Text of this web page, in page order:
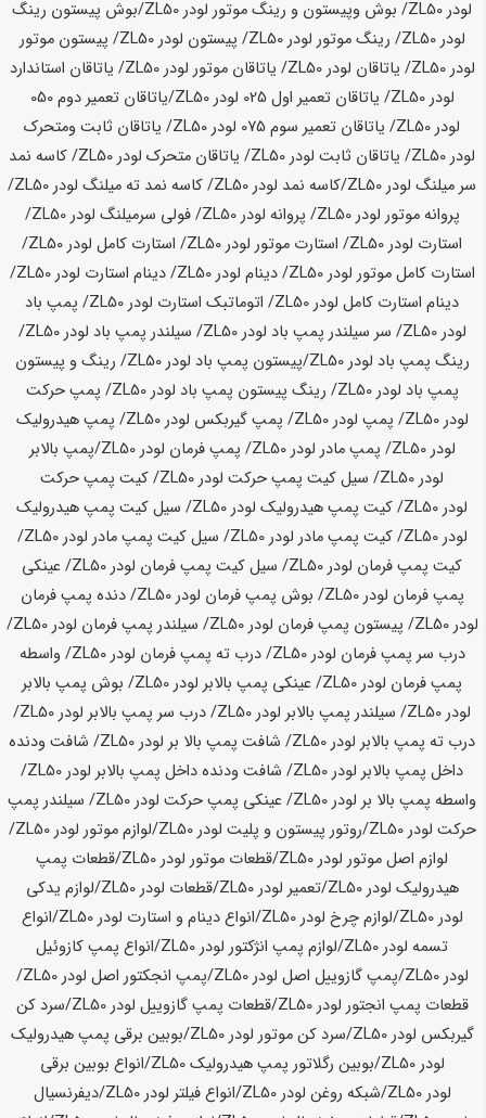
لودر / بوش وپیستون و رینگ موتور لودر
/بوش پیستون رینگ
لودرZL50 / رینگ موتور لودرZL50 / پیستون لودرZL50
/ پیستون موتور
لودرZL50 / یاتاقان لودرZL50 / یاتاقان موتور لودرZL50
/ یاتاقان استاندارد
لودرZL50 / یاتاقان تعمیر اول 025 لودر ZL50
/یاتاقان تعمیر دوم 050
لودر
/ یاتاقان تعمیر سوم 075 لودر
/ یاتاقان ثابت ومتحرک
لودر
/ یاتاقان ثابت لودر / یاتاقان متحرک لودر
/ کاسه نمد
سر میلنگ لودر
/کاسه نمد لودر / کاسه نمد ته میلنگ لودر
/
پروانه موتور لودرZL50 / پروانه لودرZL50 / فولی سرمیلنگ لودرZL50
/
استارت لودر
/ استارت موتور لودر / استارت کامل لودر
/
استارت کامل موتور لودرZL50 / دینام لودرZL50 / دینام استارت لودرZL50
/
دینام استارت کامل لودر
/ اتوماتبک استارت لودر
/ پمپ باد
لودرZL50 / سر سیلندر پمپ باد لودرZL50 / سیلندر پمپ باد لودرZL50
/
رینگ پمپ باد لودرZL50 /پیستون پمپ باد لودرZL50
/ رینگ و پیستون
پمپ باد لودرZL50 / رینگ پیستون پمپ باد لودرZL50
/ پمپ حرکت
لودرZL50 / پمپ لودرZL50 / پمپ گیربکس لودرZL50
/ پمپ هیدرولیک
لودرZL50 / پمپ مادر لودرZL50 / پمپ فرمان لودرZL50
/پمپ بالابر
لودر
/ سیل کیت پمپ حرکت لودر
/ کیت پمپ حرکت
لودر
/ کیت پمپ هیدرولیک لودر
/ سیل کیت پمپ هیدرولیک
لودرZL50 / کیت پمپ مادر لودرZL50 / سیل کیت پمپ مادر لودرZL50
/
کیت پمپ فرمان لودر
/ سیل کیت پمپ فرمان لودر
/ عینکی
پمپ فرمان لودرZL50 / بوش پمپ فرمان لودرZL50
/ دنده پمپ فرمان
لودرZL50 / پیستون پمپ فرمان لودرZL50 / سیلندر پمپ فرمان لودرZL50
/
درب سر پمپ فرمان لودرZL50 / درب ته پمپ فرمان لودرZL50
/ واسطه
پمپ فرمان لودر
/ عینکی پمپ بالابر لودر
/ بوش پمپ بالابر
لودر
/ سیلندر پمپ بالابر لودر / درب سر پمپ بالابر لودر
/
درب ته پمپ بالابر لودر
/ شافت پمپ بالا بر لودر
/ شافت ودنده
داخل پمپ بالابر لودر
/ شافت ودنده داخل پمپ بالابر لودر
/
واسطه پمپ بالا بر لودر
/ عینکی پمپ حرکت لودر
/ سیلندر پمپ
حرکت لودرZL50 /روتور پیستون و پلیت لودرZL50 /لوازم موتور لودرZL50
/
لوازم اصل موتور لودر
/قطعات موتور لودر
/قطعات پمپ
هیدرولیک لودرZL50 /تعمیر لودرZL50 /قطعات لودرZL50
/لوازم یدکی
لودرZL50 /لوازم چرخ لودرZL50 /انواع دینام و استارت لودرZL50
/انواع
تسمه لودر
/لوازم پمپ انژکتور لودر
/انواع پمپ کازوئیل
لودرZL50 /پمپ گازوییل اصل لودرZL50 /پمپ انجکتور اصل لودرZL50
/
قطعات پمپ انجتور لودرZL50 /قطعات پمپ گازوییل لودرZL50
/سرد کن
گیربکس لودرZL50 /سرد کن موتور لودرZL50
/بوبین برقی پمپ هیدرولیک
لودرZL50 /بوبین رگلاتور پمپ هیدرولیکZL50
/انواع بوبین برقی
لودرZL50 /شبکه روغن لودرZL50 /انواع فیلتر لودرZL50
/دیفرنسیال